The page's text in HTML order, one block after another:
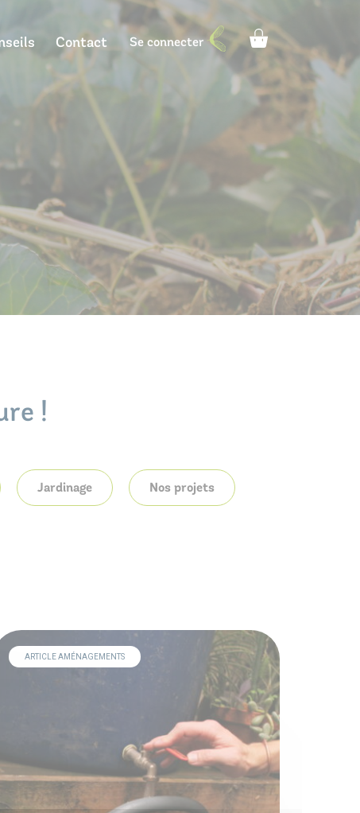
Architecte paysagiste
Contact Se connecter
!
Jardinage Nos projets
ARTICLE AMÉNAGEMENTS